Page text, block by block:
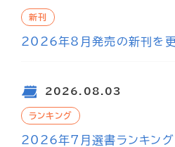
2026年8月発売の新刊を更
新刊
2026年7月選書ランキング
2026.08.03
ランキング